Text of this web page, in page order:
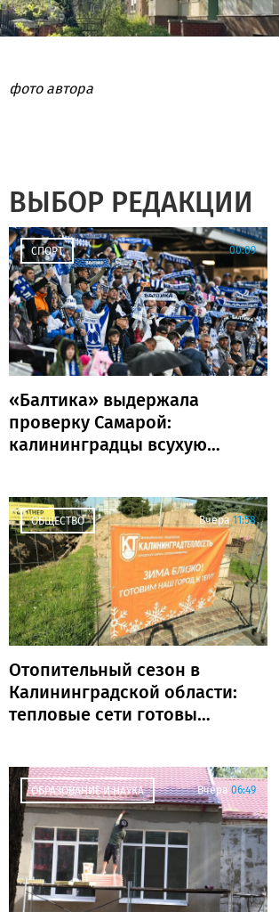
фото автора
ВЫБОР РЕДАКЦИИ
СПОРТ 00:09
«Балтика» выдержала
проверку Самарой:
калининградцы всухую
ОБЩЕСТВО Вчера 11:58
Отопительный сезон в
Калининградской области:
тепловые сети готовы
ОБРАЗОВАНИЕ И НАУКА Вчера 06:49